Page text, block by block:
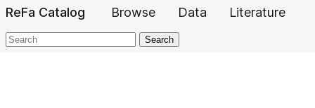
ReFa Catalog Browse Data Literature
Search